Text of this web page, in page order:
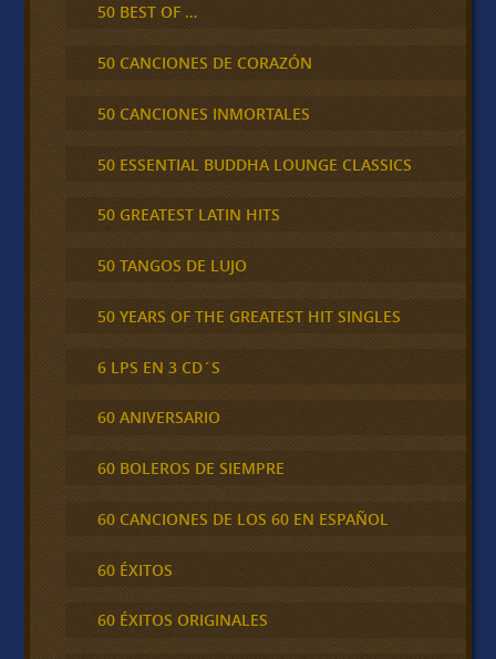
50 BEST OF …
50 CANCIONES DE CORAZÓN
50 CANCIONES INMORTALES
50 ESSENTIAL BUDDHA LOUNGE CLASSICS
50 GREATEST LATIN HITS
50 TANGOS DE LUJO
50 YEARS OF THE GREATEST HIT SINGLES
6 LPS EN 3 CD´S
60 ANIVERSARIO
60 BOLEROS DE SIEMPRE
60 CANCIONES DE LOS 60 EN ESPAÑOL
60 ÉXITOS
60 ÉXITOS ORIGINALES